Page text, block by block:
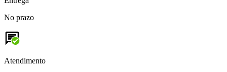
No prazo
Atendimento